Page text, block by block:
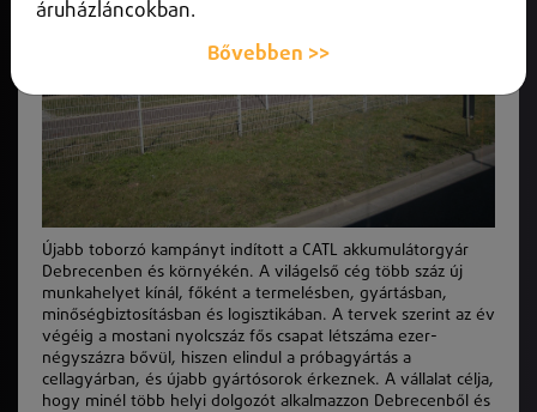
Újabb toborzó kampányt indított a CATL akkumulátorgyár
Debrecenben és környékén. A világelső cég több száz új
munkahelyet kínál, főként a termelésben, gyártásban,
minőségbiztosításban és logisztikában. A tervek szerint az év
végéig a mostani nyolcszáz fős csapat létszáma ezer-
négyszázra bővül, hiszen elindul a próbagyártás a
cellagyárban, és újabb gyártósorok érkeznek. A vállalat célja,
hogy minél több helyi dolgozót alkalmazzon Debrecenből és
áruházláncokban.
Bővebben >>